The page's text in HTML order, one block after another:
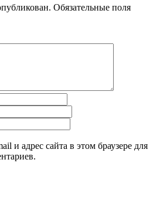
Обязательные поля
и адрес сайта в этом браузере для